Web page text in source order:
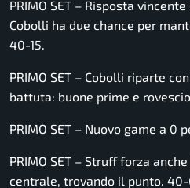
PRIMO SET – Risposta
Cobolli ha due chance per
40-15.
PRIMO SET – Cobolli riparte
battuta: buone prime e
PRIMO SET – Nuovo game a 0
PRIMO SET – Struff forza
centrale, trovando il punto.